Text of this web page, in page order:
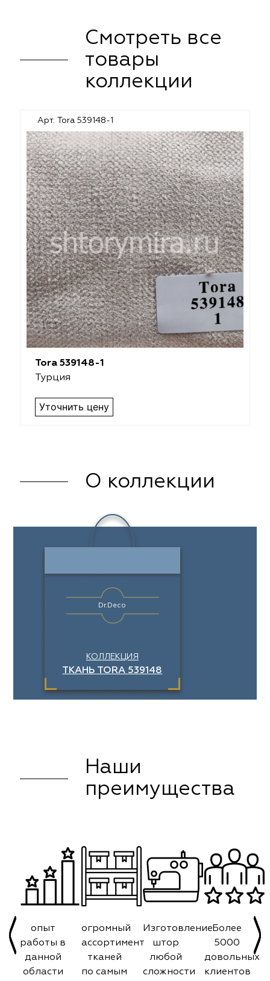
Смотреть все
товары
коллекции
Арт. Tora 539148-1
Tora 539148-1
Турция
Уточнить цену
О коллекции
Dr.Deco
КОЛЛЕКЦИЯ
ТКАНЬ TORA 539148
Наши
преимущества
опыт
работы в
данной
области
огромный
ассортимент
тканей
по самым
Изготовление
штор
любой
сложности
Более
5000
довольных
клиентов